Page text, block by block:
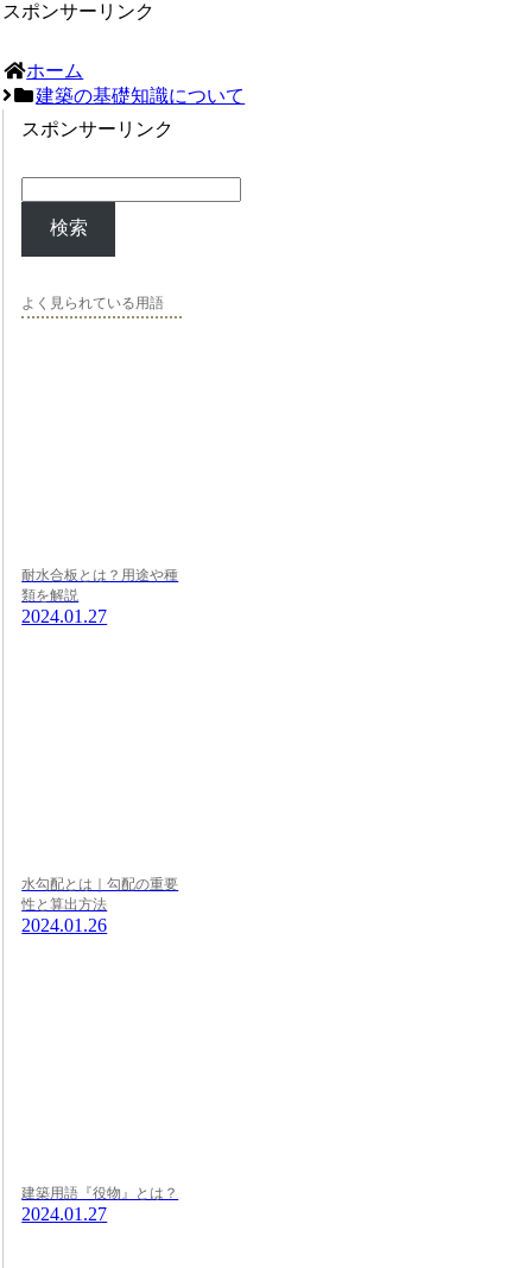
スポンサーリンク
ホーム
建築の基礎知識について
スポンサーリンク
検索
よく見られている用語
耐水合板とは？用途や種
類を解説
2024.01.27
水勾配とは｜勾配の重要
性と算出方法
2024.01.26
建築用語『役物』とは？
2024.01.27